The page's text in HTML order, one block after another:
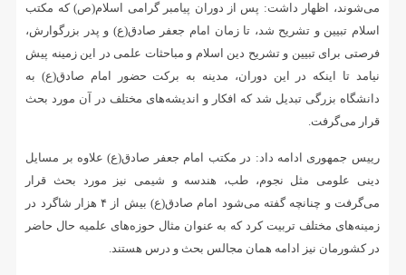
می‌شوند، اظهار داشت: پس از دوران پیامبر گرامی اسلام(ص) که مکتب
اسلام تبیین و تشریح شد، تا زمان امام جعفر صادق(ع) و پدر بزرگوارش،
فرصتی برای تبیین و تشریح دین اسلام و مباحثات علمی در این زمینه پیش
نیامد تا اینکه در این دوران، مدینه به برکت حضور امام صادق(ع) به
دانشگاه بزرگی تبدیل شد که افکار و اندیشه‌های مختلف در آن مورد بحث
قرار می‌گرفت.
رییس جمهوری ادامه داد: در مکتب امام جعفر صادق(ع) علاوه بر مسایل
دینی علومی مثل نجوم، طب، هندسه و شیمی نیز مورد بحث قرار
می‌گرفت و چنانچه گفته می‌شود امام صادق(ع) بیش از ۴ هزار شاگرد در
زمینه‌های مختلف تربیت کرد که به عنوان مثال حوزه‌های علمیه حال حاضر
در کشورمان نیز ادامه همان مجالس بحث و درس هستند.